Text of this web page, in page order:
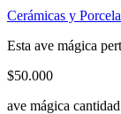
Cerámicas y
Esta ave mágica
$50.000
ave mágica cantidad